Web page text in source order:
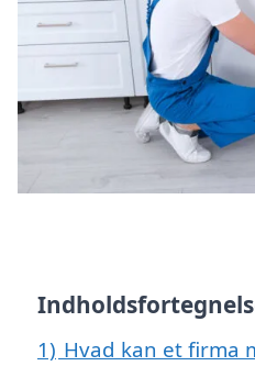
1) Hvad kan et firma